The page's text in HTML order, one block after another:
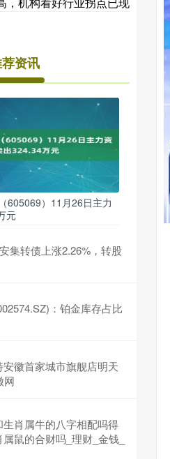
资讯
605069）11月26日主力
元
集转债上涨2.26%，转股
：铂金库存占比
徽首家城市旗舰店明天
网
肖属牛的八字相配吗得
鼠的合财吗_理财_金钱_